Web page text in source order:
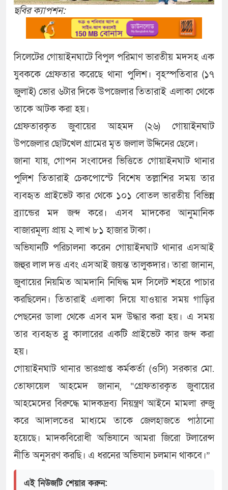
ছবির ক্যাপশন:
সিলেটের গোয়াইনঘাটে বিপুল পরিমাণ ভারতীয় মদসহ এক
যুবককে গ্রেফতার করেছে থানা পুলিশ। বৃহস্পতিবার (১৭
জুলাই) ভোর ৬টার দিকে উপজেলার তিতারাই এলাকা থেকে
তাকে আটক করা হয়।
গ্রেফতারকৃত জুবায়ের আহমদ (২৬) গোয়াইনঘাট
উপজেলার ছোটখেল গ্রামের মৃত জলাল উদ্দিনের ছেলে।
জানা যায়, গোপন সংবাদের ভিত্তিতে গোয়াইনঘাট থানার
পুলিশ তিতারাই চেকপোস্টে বিশেষ তল্লাশির সময় তার
ব্যবহৃত প্রাইভেট কার থেকে ১০১ বোতল ভারতীয় বিভিন্ন
ব্র্যান্ডের মদ জব্দ করে। এসব মাদকের আনুমানিক
বাজারমূল্য প্রায় ২ লাখ ৮১ হাজার টাকা।
অভিযানটি পরিচালনা করেন গোয়াইনঘাট থানার এসআই
জহুর লাল দত্ত এবং এসআই জয়ন্ত তালুকদার। তারা জানান,
জুবায়ের নিয়মিত আমদানি নিষিদ্ধ মদ সিলেট শহরে পাচার
করছিলেন। তিতারাই এলাকা দিয়ে যাওয়ার সময় গাড়ির
পেছনের ডালা থেকে এসব মদ উদ্ধার করা হয়। এ সময়
তার ব্যবহৃত ব্লু কালারের একটি প্রাইভেট কার জব্দ করা
হয়।
গোয়াইনঘাট থানার ভারপ্রাপ্ত কর্মকর্তা (ওসি) সরকার মো.
তোফায়েল আহমেদ জানান, “গ্রেফতারকৃত জুবায়ের
আহমেদের বিরুদ্ধে মাদকদ্রব্য নিয়ন্ত্রণ আইনে মামলা রুজু
করে আদালতের মাধ্যমে তাকে জেলহাজতে পাঠানো
হয়েছে। মাদকবিরোধী অভিযানে আমরা জিরো টলারেন্স
নীতি অনুসরণ করছি। এ ধরনের অভিযান চলমান থাকবে।”
এই নিউজটি শেয়ার করুন: